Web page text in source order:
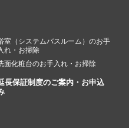
室（システムバスルーム）のお手
れ・お掃除
面化粧台のお手入れ・お掃除
長保証制度のご案内・お申込